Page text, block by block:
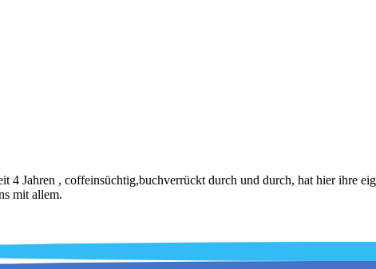
4 Jahren , coffeinsüchtig,buchverrückt durch und durch, hat hier ihre
mit allem.